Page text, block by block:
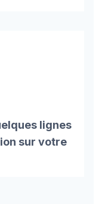
lignes
sur votre